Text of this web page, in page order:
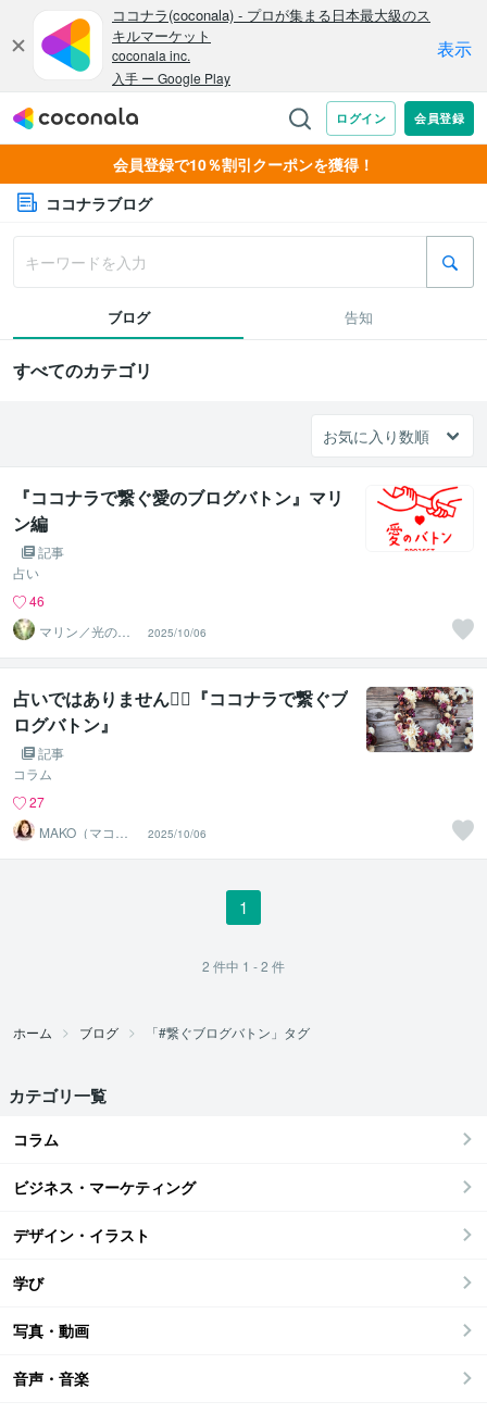
会員登録で10％割引クーポンを獲得！
ココナラブログ
ブログ 告知
すべてのカテゴリ
『ココナラで繋ぐ愛のブログバトン』マリ
ン編
記事
占い
46
マリン／光のカ
ウンセラー
2025/10/06
占いではありません🧙‍♀️『ココナラで繋ぐブ
ログバトン』
記事
コラム
27
MAKO（マコ）
占い♡心寄り添
うヒーラー
2025/10/06
1
2 件中 1 - 2 件
ホーム ブログ 「#繋ぐブログバトン」タグ
カテゴリ一覧
コラム
ビジネス・マーケティング
デザイン・イラスト
学び
写真・動画
音声・音楽